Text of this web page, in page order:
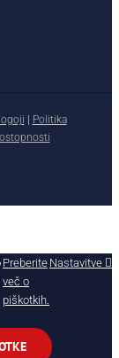
Politika
Preberite
več o
piškotkih.
Nastavitve